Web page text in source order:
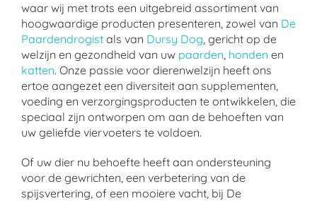
waar wij met trots een uitgebreid assortiment van
hoogwaardige producten presenteren, zowel van De
Paardendrogist als van Dursy Dog, gericht op de
welzijn en gezondheid van uw paarden, honden en
katten. Onze passie voor dierenwelzijn heeft ons
ertoe aangezet een diversiteit aan supplementen,
voeding en verzorgingsproducten te ontwikkelen, die
speciaal zijn ontworpen om aan de behoeften van
uw geliefde viervoeters te voldoen.
Of uw dier nu behoefte heeft aan ondersteuning
voor de gewrichten, een verbetering van de
spijsvertering, of een mooiere vacht, bij De